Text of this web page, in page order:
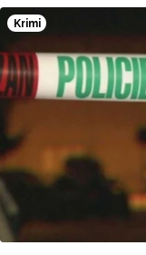
Krimi